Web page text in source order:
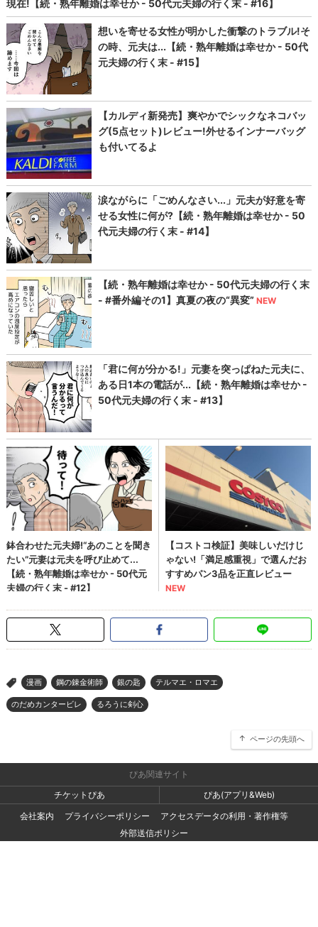
> 漫画 鋼の錬金術師 銀の匙 テルマエ・ロマエ
のだめカンタービレ るろうに剣心
ページの先頭へ
ぴあ関連サイト
チケットぴあ
ぴあ(アプリ&Web)
会社案内
プライバシーポリシー
アクセスデータの利用・著作権等
外部送信ポリシー